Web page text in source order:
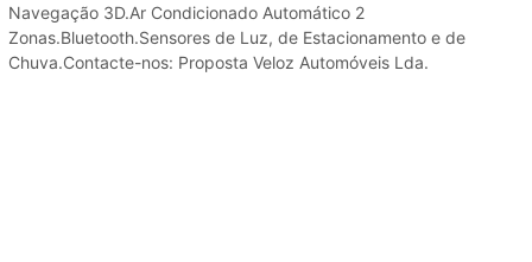
Navegação 3D.Ar Condicionado Automático 2
Zonas.Bluetooth.Sensores de Luz, de Estacionamento e de
Chuva.Contacte-nos: Proposta Veloz Automóveis Lda.